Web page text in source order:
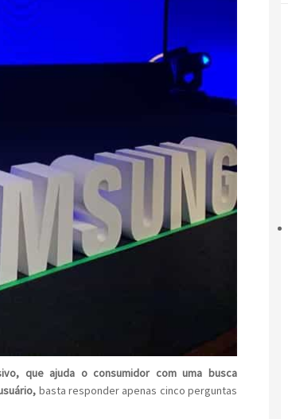
que ajuda o consumidor com uma busca
basta responder apenas cinco perguntas